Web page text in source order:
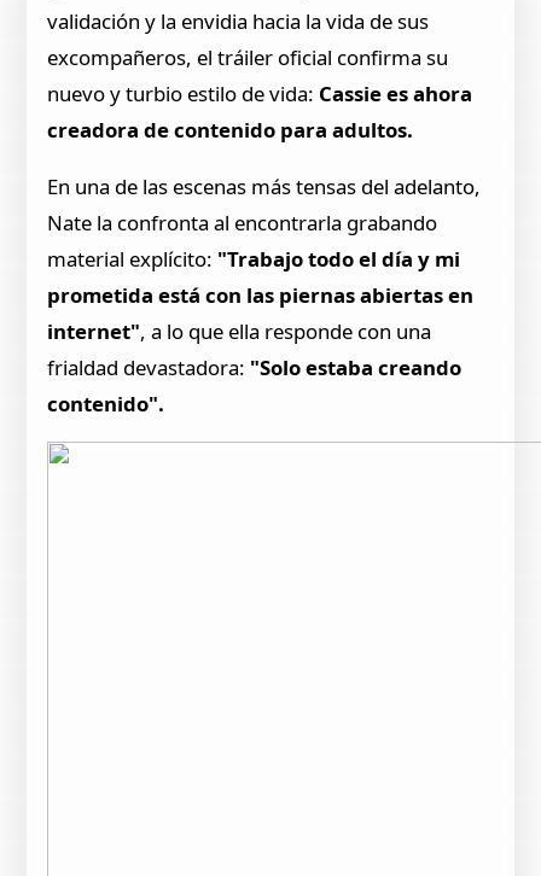
validación y la envidia hacia la vida de sus
excompañeros, el tráiler oficial confirma su
nuevo y turbio estilo de vida: Cassie es ahora
creadora de contenido para adultos.
En una de las escenas más tensas del adelanto,
Nate la confronta al encontrarla grabando
material explícito: "Trabajo todo el día y mi
prometida está con las piernas abiertas en
internet", a lo que ella responde con una
frialdad devastadora: "Solo estaba creando
contenido".